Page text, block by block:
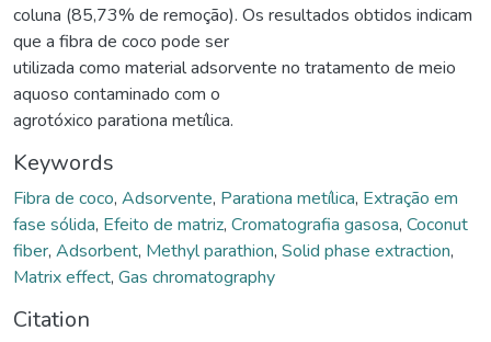
coluna (85,73% de remoção). Os resultados obtidos indicam
que a fibra de coco pode ser
utilizada como material adsorvente no tratamento de meio
aquoso contaminado com o
agrotóxico parationa metílica.
Keywords
Fibra de coco, Adsorvente, Parationa metílica, Extração em
fase sólida, Efeito de matriz, Cromatografia gasosa, Coconut
fiber, Adsorbent, Methyl parathion, Solid phase extraction,
Matrix effect, Gas chromatography
Citation